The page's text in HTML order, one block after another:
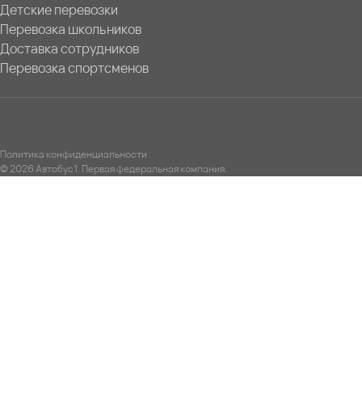
Детские перевозки
Перевозка школьников
Доставка сотрудников
Перевозка спортсменов
Политика конфиденциальности
© 2026 Автобус1. Первая федеральная компания.